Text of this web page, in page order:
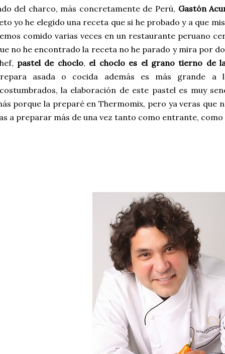
del charco, más concretamente de Perú, Gastón
yo he elegido una receta que si he probado y a que
comido varias veces en un restaurante peruano
no he encontrado la receta no he parado y mira por
pastel de choclo, el choclo es el grano tierno de
asada o cocida además es más grande a
la elaboración de este pastel es muy
porque la preparé en Thermomix, pero ya veras que
a preparar más de una vez tanto como entrante,